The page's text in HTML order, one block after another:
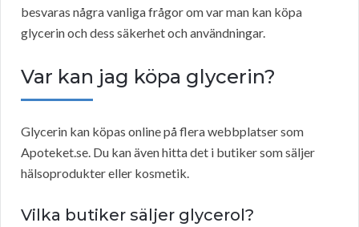
besvaras några vanliga frågor om var man kan köpa
glycerin och dess säkerhet och användningar.
Var kan jag köpa glycerin?
Glycerin kan köpas online på flera webbplatser som
Apoteket.se. Du kan även hitta det i butiker som säljer
hälsoprodukter eller kosmetik.
Vilka butiker säljer glycerol?